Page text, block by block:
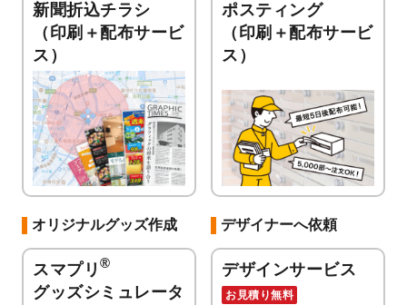
新聞折込チラシ
（印刷＋配布サービ
ス）
ポスティング
（印刷＋配布サービ
ス）
オリジナルグッズ作成
スマプリ ®
グッズシミュレータ
デザイナーへ依頼
デザインサービス
お見積り無料